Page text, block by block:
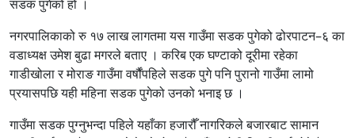
सडक पुगेको हो ।
नगरपालिकाको रु १७ लाख लागतमा यस गाउँमा सडक पुगेको ढोरपाटन–६ का
वडाध्यक्ष उमेश बुढा मगरले बताए । करिब एक घण्टाको दूरीमा रहेका
गाडीखोला र मोराङ गाउँमा वर्षौंपहिले सडक पुगे पनि पुरानो गाउँमा लामो
प्रयासपछि यही महिना सडक पुगेको उनको भनाइ छ ।
गाउँमा सडक पुग्नुभन्दा पहिले यहाँका हजारौँ नागरिकले बजारबाट सामान